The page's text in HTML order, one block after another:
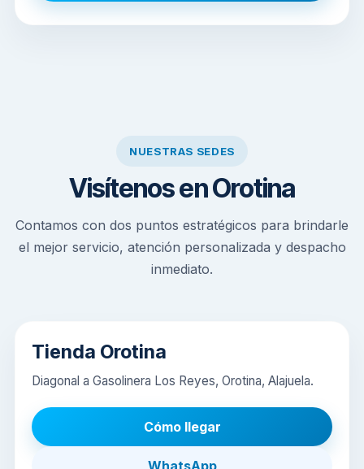
NUESTRAS SEDES
Visítenos en Orotina
Contamos con dos puntos estratégicos para brindarle
el mejor servicio, atención personalizada y despacho
inmediato.
Tienda Orotina
Diagonal a Gasolinera Los Reyes, Orotina, Alajuela.
Cómo llegar
WhatsApp